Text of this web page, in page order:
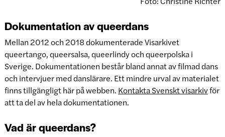
Dokumentation av queerdans
Mellan 2012 och 2018 dokumenterade Visarkivet
queertango, queersalsa, queerlindy och queerpolska i
Sverige. Dokumentationen består bland annat av filmad dans
och intervjuer med danslärare. Ett mindre urval av materialet
finns tillgängligt här på webben. Kontakta Svenskt visarkivför
att ta del av hela dokumentationen.
Vad är queerdans?